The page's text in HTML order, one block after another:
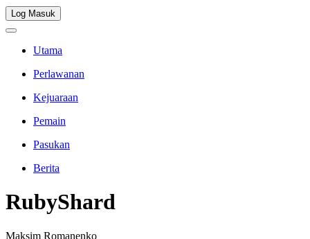
Log Masuk
Utama
Perlawanan
Kejuaraan
Pemain
Pasukan
Berita
RubyShard
Maksim Romanenko